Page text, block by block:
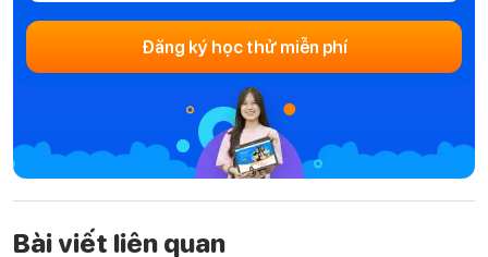
Đăng ký học thử miễn phí
Bài viết liên quan